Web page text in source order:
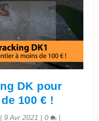
DK pour
100 € !
|9 Avr 2021 |0 |